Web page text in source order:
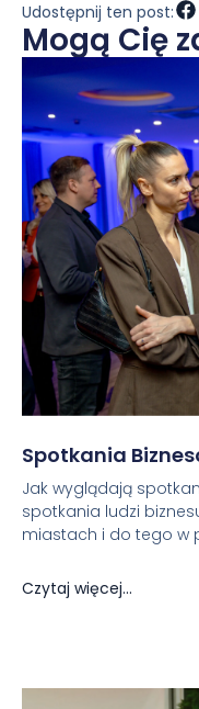
Udostępnij ten post:
Mogą Cię
Spotkania
Jak wyglądają
spotkania ludzi
miastach i do tego w
Czytaj więcej...